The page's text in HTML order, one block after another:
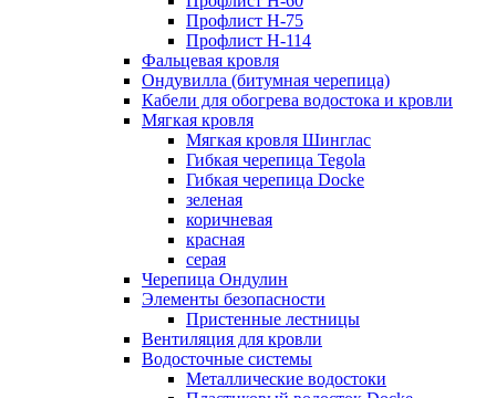
Профлист Н-75
Профлист H-114
Фальцевая кровля
Ондувилла (битумная черепица)
Кабели для обогрева водостока и кровли
Мягкая кровля
Мягкая кровля Шинглас
Гибкая черепица Tegola
Гибкая черепица Docke
зеленая
коричневая
красная
серая
Черепица Ондулин
Элементы безопасности
Пристенные лестницы
Вентиляция для кровли
Водосточные системы
Металлические водостоки